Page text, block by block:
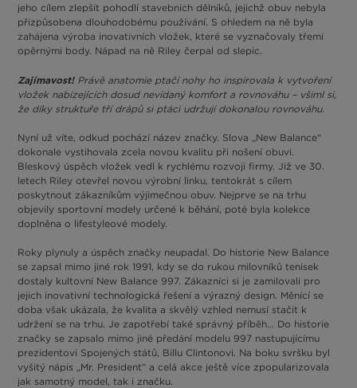
jeho cílem zlepšit pohodlí stavebních dělníků, jejichž obuv nebyla
přizpůsobena dlouhodobému používání. S ohledem na ně byla
zahájena výroba inovativních vložek, které se vyznačovaly třemi
opěrnými body. Nápad na ně Riley čerpal od slepic.
Zajímavost!Právě anatomie ptačí nohy ho inspirovala k vytvoření
vložek nabízejících dosud nevídaný komfort a rovnováhu – všiml si,
že díky struktuře tří drápů si ptáci udržují dokonalou rovnováhu.
Nyní už víte, odkud pochází název značky. Slova „New Balance“
dokonale vystihovala zcela novou kvalitu při nošení obuvi.
Bleskový úspěch vložek vedl k rychlému rozvoji firmy. Již ve 30.
letech Riley otevřel novou výrobní linku, tentokrát s cílem
poskytnout zákazníkům výjimečnou obuv. Nejprve se na trhu
objevily sportovní modely určené k běhání, poté byla kolekce
doplněna o lifestyleové modely.
Roky plynuly a úspěch značky neupadal. Do historie New Balance
se zapsal mimo jiné rok 1991, kdy se do rukou milovníků tenisek
dostaly kultovní New Balance 997. Zákazníci si je zamilovali pro
jejich inovativní technologická řešení a výrazný design. Měnící se
doba však ukázala, že kvalita a skvělý vzhled nemusí stačit k
udržení se na trhu. Je zapotřebí také správný příběh… Do historie
značky se zapsalo mimo jiné předání modelu 997 nastupujícímu
prezidentovi Spojených států, Billu Clintonovi. Na boku svršku byl
vyšitý nápis „Mr. President“ a celá akce ještě více zpopularizovala
jak samotný model, tak i značku.